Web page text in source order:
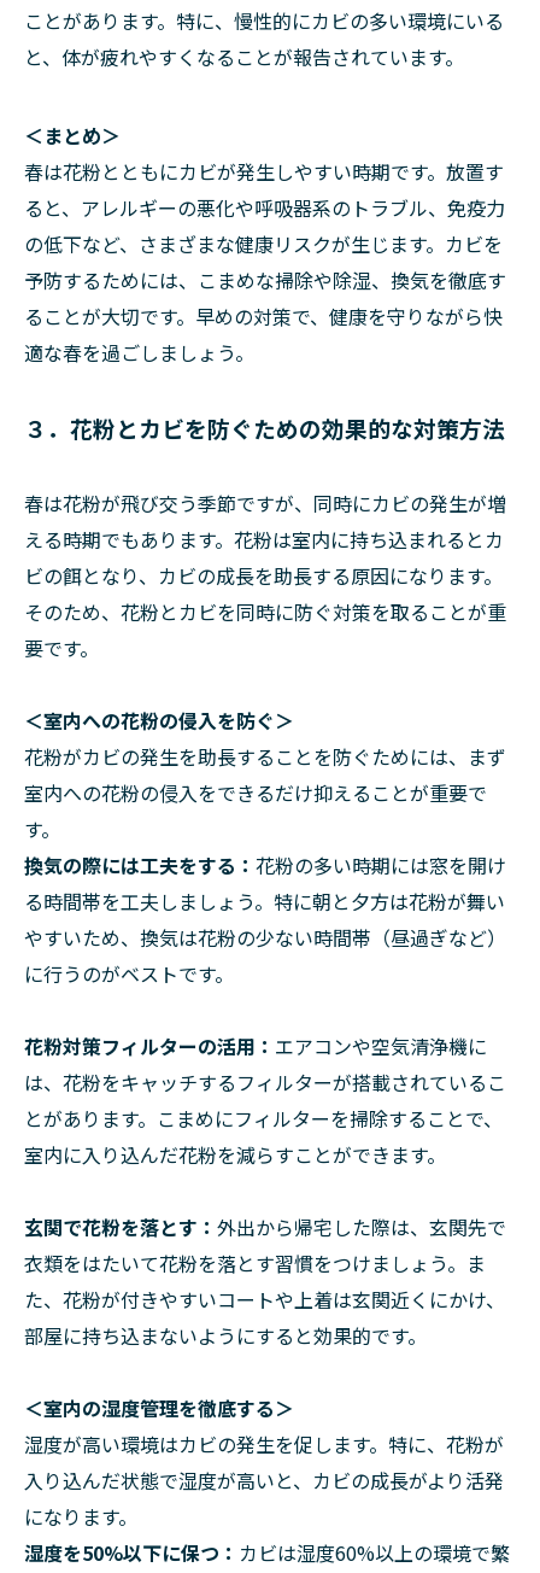
ことがあります。特に、慢性的にカビの多い環境にいる
と、体が疲れやすくなることが報告されています。
＜まとめ＞
春は花粉とともにカビが発生しやすい時期です。放置す
ると、アレルギーの悪化や呼吸器系のトラブル、免疫力
の低下など、さまざまな健康リスクが生じます。カビを
予防するためには、こまめな掃除や除湿、換気を徹底す
ることが大切です。早めの対策で、健康を守りながら快
適な春を過ごしましょう。
３．花粉とカビを防ぐための効果的な対策方法
春は花粉が飛び交う季節ですが、同時にカビの発生が増
える時期でもあります。花粉は室内に持ち込まれるとカ
ビの餌となり、カビの成長を助長する原因になります。
そのため、花粉とカビを同時に防ぐ対策を取ることが重
要です。
＜室内への花粉の侵入を防ぐ＞
花粉がカビの発生を助長することを防ぐためには、まず
室内への花粉の侵入をできるだけ抑えることが重要で
す。
換気の際には工夫をする： 花粉の多い時期には窓を開け
る時間帯を工夫しましょう。特に朝と夕方は花粉が舞い
やすいため、換気は花粉の少ない時間帯（昼過ぎなど）
に行うのがベストです。
花粉対策フィルターの活用： エアコンや空気清浄機に
は、花粉をキャッチするフィルターが搭載されているこ
とがあります。こまめにフィルターを掃除することで、
室内に入り込んだ花粉を減らすことができます。
玄関で花粉を落とす： 外出から帰宅した際は、玄関先で
衣類をはたいて花粉を落とす習慣をつけましょう。ま
た、花粉が付きやすいコートや上着は玄関近くにかけ、
部屋に持ち込まないようにすると効果的です。
＜室内の湿度管理を徹底する＞
湿度が高い環境はカビの発生を促します。特に、花粉が
入り込んだ状態で湿度が高いと、カビの成長がより活発
になります。
湿度を50%以下に保つ： カビは湿度60%以上の環境で繁